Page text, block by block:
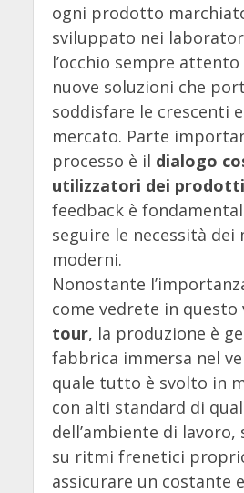
ogni prodotto
sviluppato nei
l’occhio sempre
nuove soluzioni che
soddisfare le crescenti
mercato. Parte
processo è il dialogo
utilizzatori dei prodotti
feedback è
seguire le necessità dei
moderni.
Nonostante
come vedrete in questo
tour, la produzione è
fabbrica immersa nel
quale tutto è svolto in
con alti standard di
dell’ambiente di lavoro,
su ritmi frenetici
assicurare un costante